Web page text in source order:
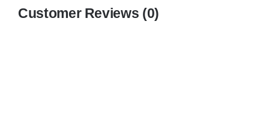
Customer Reviews (0)